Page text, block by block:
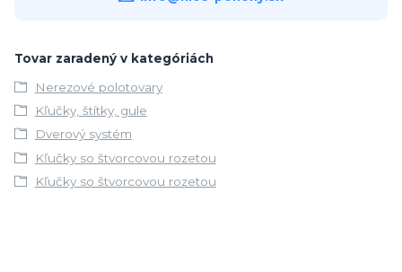
Tovar zaradený v kategóriách
Nerezové polotovary
Kľučky, štítky, gule
Dverový systém
Kľučky so štvorcovou rozetou
Kľučky so štvorcovou rozetou